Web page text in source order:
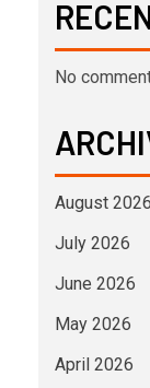
No
August 2026
July 2026
June 2026
May 2026
April 2026